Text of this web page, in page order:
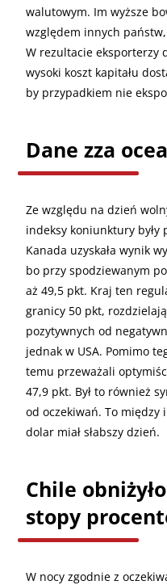
walutowym. Im wyższe
względem innych
W rezultacie eksporterzy
wysoki koszt kapitału
by przypadkiem nie
Dane zza
Ze względu na dzień
indeksy koniunktury
Kanada uzyskała wynik
bo przy spodziewanym
aż 49,5 pkt. Kraj ten
granicy 50 pkt,
pozytywnych od
jednak w USA. Pomimo
temu przeważali
47,9 pkt. Był to również
od oczekiwań. To
dolar miał słabszy dzień.
Chile obniżyło
stopy
W nocy zgodnie z